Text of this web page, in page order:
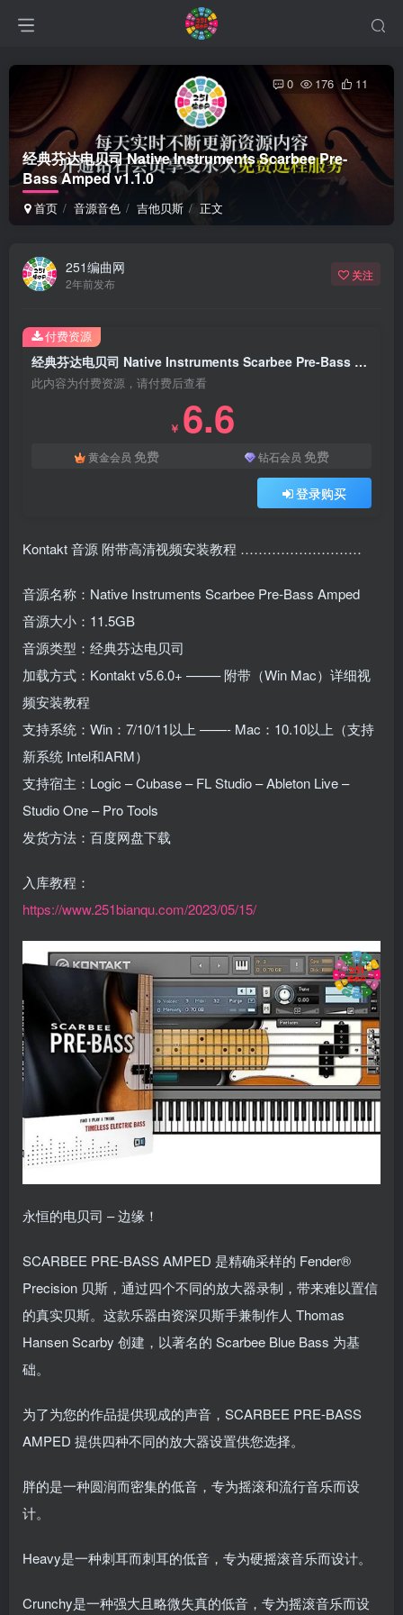
经典芬达电贝司 Native Instruments Scarbee Pre-
Bass Amped v1.1.0
首页 音源音色 吉他贝斯 正文
0 176 11
251编曲网
2年前发布
关注
经典芬达电贝司 Native Instruments Scarbee Pre-Bass Amped v1.1.0
此内容为付费资源，请付费后查看
￥ 6.6
黄金会员 免费 钻石会员 免费
登录购买
付费资源
Kontakt 音源 附带高清视频安装教程 ………………………
音源名称：Native Instruments Scarbee Pre-Bass Amped
音源大小：11.5GB
音源类型：经典芬达电贝司
加载方式：Kontakt v5.6.0+ ——– 附带（Win Mac）详细视
频安装教程
支持系统：Win：7/10/11以上 ——- Mac：10.10以上（支持
新系统 Intel和ARM）
支持宿主：Logic – Cubase – FL Studio – Ableton Live –
Studio One – Pro Tools
发货方法：百度网盘下载
入库教程：
https://www.251bianqu.com/2023/05/15/
永恒的电贝司 – 边缘！
SCARBEE PRE-BASS AMPED 是精确采样的 Fender®
Precision 贝斯，通过四个不同的放大器录制，带来难以置信
的真实贝斯。这款乐器由资深贝斯手兼制作人 Thomas
Hansen Scarby 创建，以著名的 Scarbee Blue Bass 为基
础。
为了为您的作品提供现成的声音，SCARBEE PRE-BASS
AMPED 提供四种不同的放大器设置供您选择。
胖的是一种圆润而密集的低音，专为摇滚和流行音乐而设
计。
Heavy是一种刺耳而刺耳的低音，专为硬摇滚音乐而设计。
Crunchy是一种强大且略微失真的低音，专为摇滚音乐而设